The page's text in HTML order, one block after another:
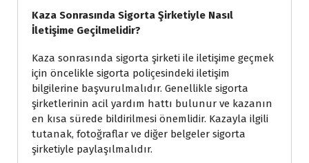
Kaza Sonrasında Sigorta Şirketiyle Nasıl
İletişime Geçilmelidir?
Kaza sonrasında sigorta şirketi ile iletişime geçmek
için öncelikle sigorta poliçesindeki iletişim
bilgilerine başvurulmalıdır. Genellikle sigorta
şirketlerinin acil yardım hattı bulunur ve kazanın
en kısa sürede bildirilmesi önemlidir. Kazayla ilgili
tutanak, fotoğraflar ve diğer belgeler sigorta
şirketiyle paylaşılmalıdır.